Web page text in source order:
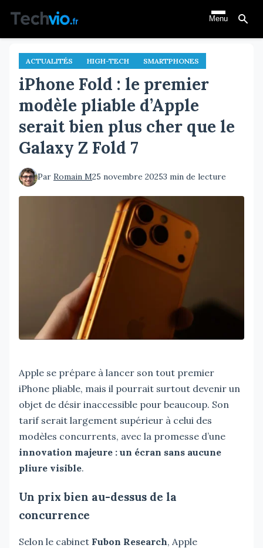
contenu
principal
Menu
ACTUALITÉS HIGH-TECH SMARTPHONES
iPhone Fold : le premier
modèle pliable d’Apple
serait bien plus cher que le
Galaxy Z Fold 7
Par Romain M25 novembre 20253 min de lecture
Apple se prépare à lancer son tout premier
iPhone pliable, mais il pourrait surtout devenir un
objet de désir inaccessible pour beaucoup. Son
tarif serait largement supérieur à celui des
modèles concurrents, avec la promesse d’une
innovation majeure : un écran sans aucune
pliure visible.
Un prix bien au-dessus de la
concurrence
Selon le cabinet Fubon Research, Apple